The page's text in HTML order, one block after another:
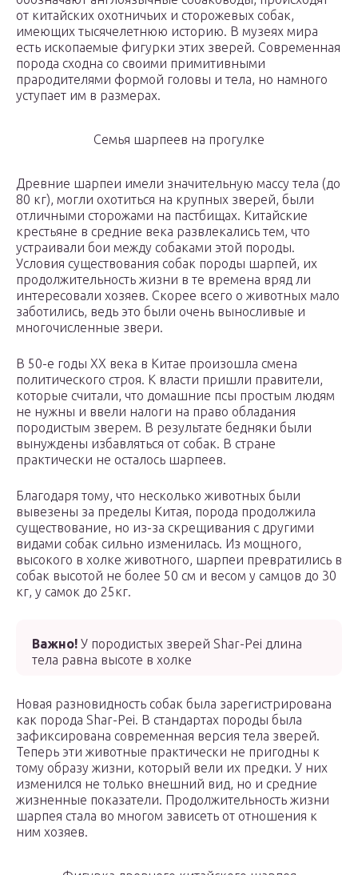
от китайских охотничьих и сторожевых собак,
имеющих тысячелетнюю историю. В музеях мира
есть ископаемые фигурки этих зверей. Современная
порода сходна со своими примитивными
прародителями формой головы и тела, но намного
уступает им в размерах.
Семья шарпеев на прогулке
Древние шарпеи имели значительную массу тела (до
80 кг), могли охотиться на крупных зверей, были
отличными сторожами на пастбищах. Китайские
крестьяне в средние века развлекались тем, что
устраивали бои между собаками этой породы.
Условия существования собак породы шарпей, их
продолжительность жизни в те времена вряд ли
интересовали хозяев. Скорее всего о животных мало
заботились, ведь это были очень выносливые и
многочисленные звери.
В 50-е годы ХХ века в Китае произошла смена
политического строя. К власти пришли правители,
которые считали, что домашние псы простым людям
не нужны и ввели налоги на право обладания
породистым зверем. В результате бедняки были
вынуждены избавляться от собак. В стране
практически не осталось шарпеев.
Благодаря тому, что несколько животных были
вывезены за пределы Китая, порода продолжила
существование, но из-за скрещивания с другими
видами собак сильно изменилась. Из мощного,
высокого в холке животного, шарпеи превратились в
собак высотой не более 50 см и весом у самцов до 30
кг, у самок до 25кг.
Важно! У породистых зверей Shar-Pei длина
тела равна высоте в холке
Новая разновидность собак была зарегистрирована
как порода Shar-Pei. В стандартах породы была
зафиксирована современная версия тела зверей.
Теперь эти животные практически не пригодны к
тому образу жизни, который вели их предки. У них
изменился не только внешний вид, но и средние
жизненные показатели. Продолжительность жизни
шарпея стала во многом зависеть от отношения к
ним хозяев.